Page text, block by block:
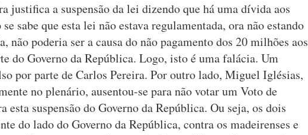
justifica a suspensão da lei dizendo que há uma dívida aos
sabe que esta lei não estava regulamentada, ora não estando
não poderia ser a causa do não pagamento dos 20 milhões aos
do Governo da República. Logo, isto é uma falácia. Um
por parte de Carlos Pereira. Por outro lado, Miguel Iglésias,
no plenário, ausentou-se para não votar um Voto de
esta suspensão do Governo da República. Ou seja, os dois
do lado do Governo da República, contra os madeirenses e